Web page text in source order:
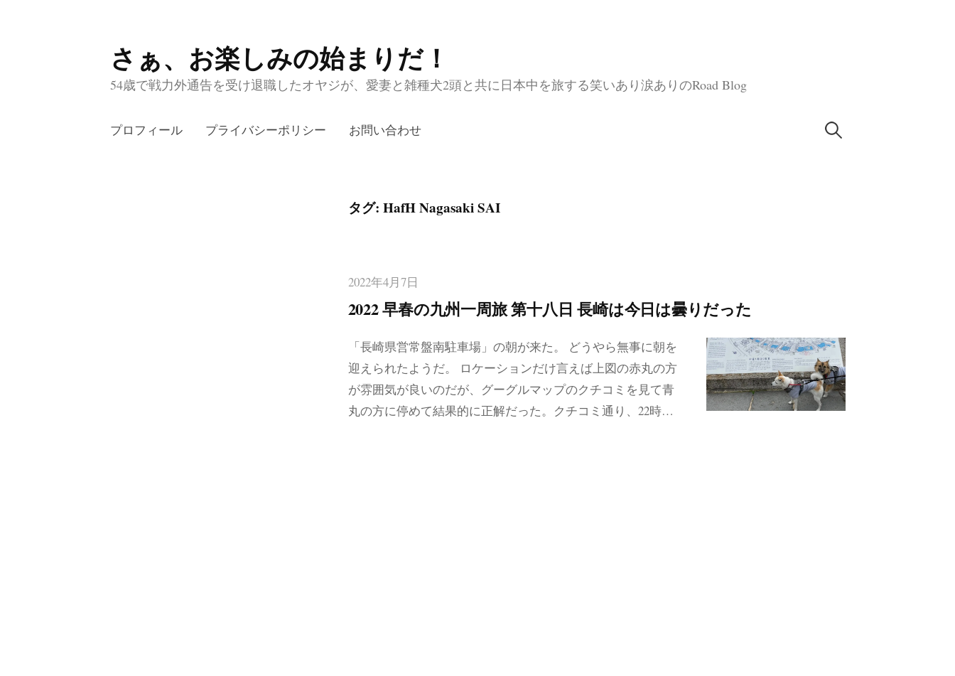
コ
ン
ン
さぁ、お楽しみの始まりだ！
54歳で戦力外通告を受け退職したオヤジが、愛妻と雑種犬2頭と共に日本中を旅する笑いあり涙ありのRoad Blog
プロフィール プライバシーポリシー お問い合わせ 検
タグ: HafH Nagasaki SAI
2022年4月7日
2022 早春の九州一周旅 第十八日 長崎は今日は曇りだった
「長崎県営常盤南駐車場」の朝が来た。 どうやら無事に朝を
迎えられたようだ。 ロケーションだけ言えば上図の赤丸の方
が雰囲気が良いのだが、グーグルマップのクチコミを見て青
丸の方に停めて結果的に正解だった。クチコミ通り、22時…